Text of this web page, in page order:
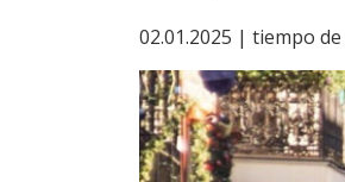
02.01.2025 | tiempo